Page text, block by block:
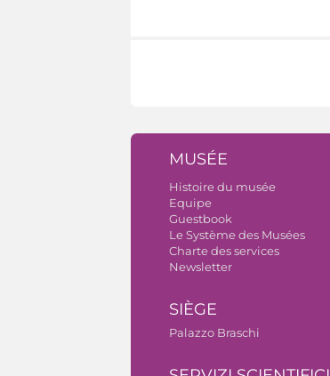
MUSÉE
Histoire du musée
Equipe
Guestbook
Le Système des Musées
Charte des services
Newsletter
SIÈGE
Palazzo Braschi